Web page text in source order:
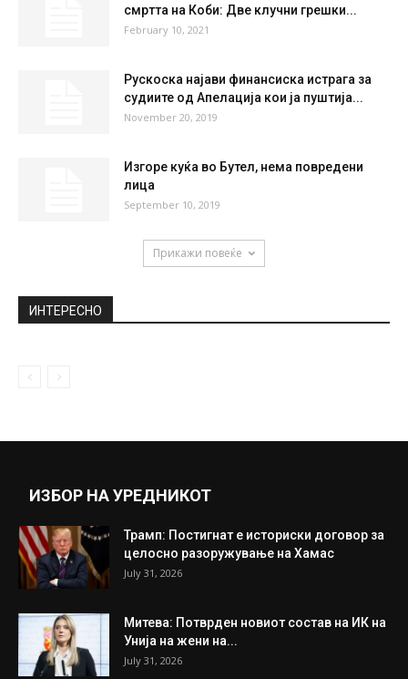
смртта на Коби: Две клучни грешки...
February 10, 2021
Рускоска најави финансиска истрага за
судиите од Апелација кои ја пуштија...
November 20, 2019
Изгоре куќа во Бутел, нема повредени
лица
September 10, 2019
Прикажи повеќе
ИНТЕРЕСНО
ИЗБОР НА УРЕДНИКОТ
Трамп: Постигнат е историски договор за
целосно разоружување на Хамас
July 31, 2026
Митева: Потврден новиот состав на ИК на
Унија на жени на...
July 31, 2026